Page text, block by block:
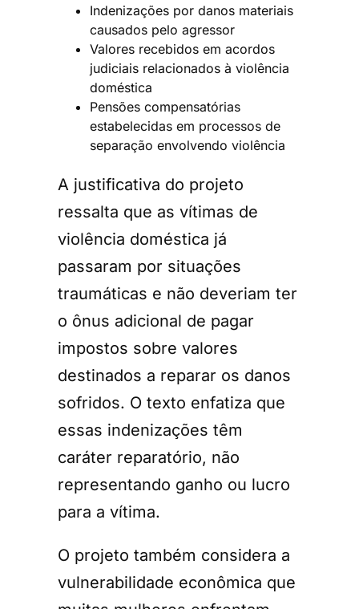
Indenizações por danos materiais
causados pelo agressor
Valores recebidos em acordos
judiciais relacionados à violência
doméstica
Pensões compensatórias
estabelecidas em processos de
separação envolvendo violência
A justificativa do projeto
ressalta que as vítimas de
violência doméstica já
passaram por situações
traumáticas e não deveriam ter
o ônus adicional de pagar
impostos sobre valores
destinados a reparar os danos
sofridos. O texto enfatiza que
essas indenizações têm
caráter reparatório, não
representando ganho ou lucro
para a vítima.
O projeto também considera a
vulnerabilidade econômica que